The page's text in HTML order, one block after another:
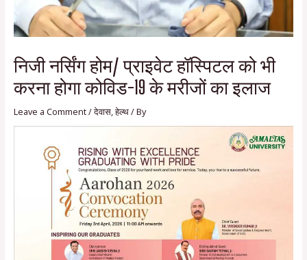
निजी नर्सिंग होम/ प्राइवेट हॉस्पिटल को भी
करना होगा कोविड-19 के मरीजों का इलाज
Leave a Comment/देवास,हेल्थ/ By